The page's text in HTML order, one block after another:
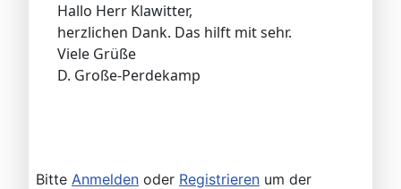
Hallo Herr Klawitter,
herzlichen Dank. Das hilft mit sehr.
Viele Grüße
D. Große-Perdekamp
Bitte Anmelden oder Registrieren um der